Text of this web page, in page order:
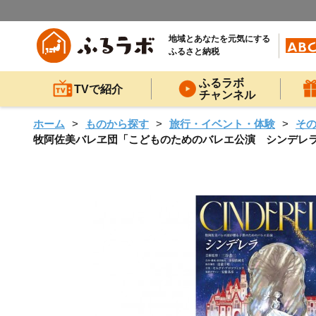
地域とあなたを元気にする
ふるさと納税
TVで紹介
ふるラボ
チャンネル
ホーム ものから探す 旅行・イベント・体験
そ
牧阿佐美バレヱ団「こどものためのバレエ公演 シンデレ